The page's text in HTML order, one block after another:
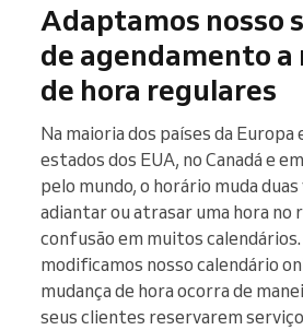
Adaptamos nosso
de agendamento a
de hora regulares
Na maioria dos países da Europa
estados dos EUA, no Canadá e
pelo mundo, o horário muda duas
adiantar ou atrasar uma hora no
confusão em muitos calendários.
modificamos nosso calendário
mudança de hora ocorra de
seus clientes reservarem